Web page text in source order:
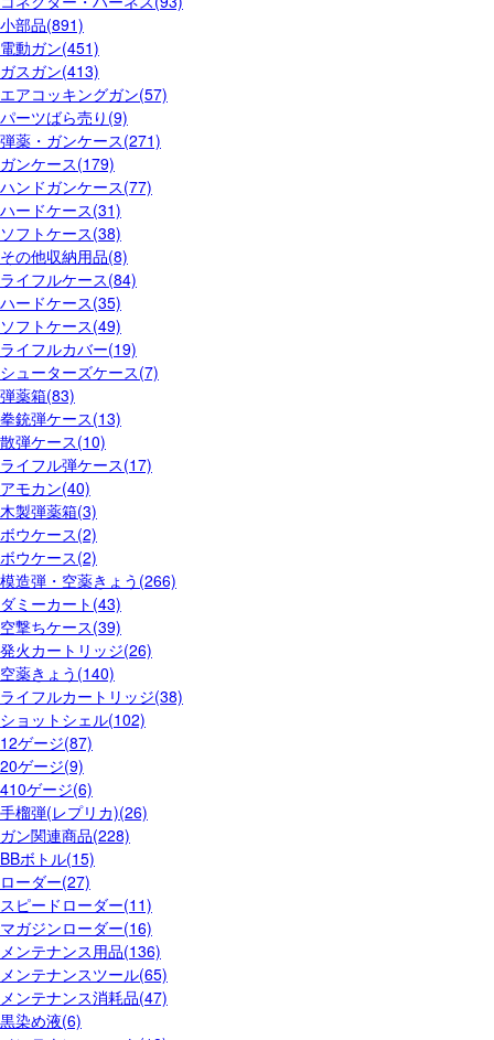
小部品(891)
電動ガン(451)
ガスガン(413)
エアコッキングガン(57)
パーツばら売り(9)
弾薬・ガンケース(271)
ガンケース(179)
ハンドガンケース(77)
ハードケース(31)
ソフトケース(38)
その他収納用品(8)
ライフルケース(84)
ハードケース(35)
ソフトケース(49)
ライフルカバー(19)
シューターズケース(7)
弾薬箱(83)
拳銃弾ケース(13)
散弾ケース(10)
ライフル弾ケース(17)
アモカン(40)
木製弾薬箱(3)
ボウケース(2)
ボウケース(2)
模造弾・空薬きょう(266)
ダミーカート(43)
空撃ちケース(39)
発火カートリッジ(26)
空薬きょう(140)
ライフルカートリッジ(38)
ショットシェル(102)
12ゲージ(87)
20ゲージ(9)
410ゲージ(6)
手榴弾(レプリカ)(26)
ガン関連商品(228)
BBボトル(15)
ローダー(27)
スピードローダー(11)
マガジンローダー(16)
メンテナンス用品(136)
メンテナンスツール(65)
メンテナンス消耗品(47)
黒染め液(6)